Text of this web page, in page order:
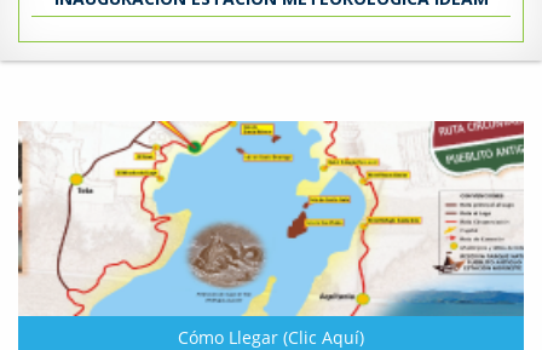
Cómo Llegar (Clic Aquí)